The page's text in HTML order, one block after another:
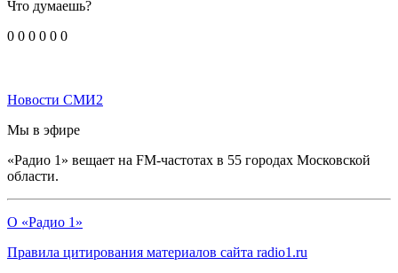
Что думаешь?
0 0 0 0 0 0
Новости СМИ2
Мы в эфире
«Радио 1» вещает на FM-частотах в 55 городах Московской
области.
О «Радио 1»
Правила цитирования материалов сайта radio1.ru